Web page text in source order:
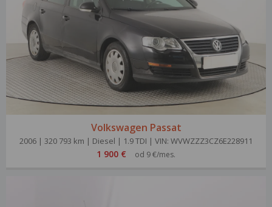
Volkswagen Passat
2006 | 320 793 km | Diesel | 1.9 TDI | VIN: WVWZZZ3CZ6E228911
1 900 € od 9 €/mes.